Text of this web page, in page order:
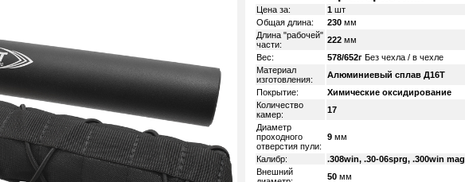
Цена за: 1 шт
Общая длина:
230 мм
Длина "рабочей"
части:
222мм
Вес:
578/652г Без чехла / в чехле
Материал
изготовления:
Алюминиевый сплав Д16Т
Покрытие:
Химические оксидирование
Количество
камер:
17
Диаметр
проходного
отверстия пули:
9мм
Калибр:
.308win, .30-06sprg, .300win mag
Внешний
50мм